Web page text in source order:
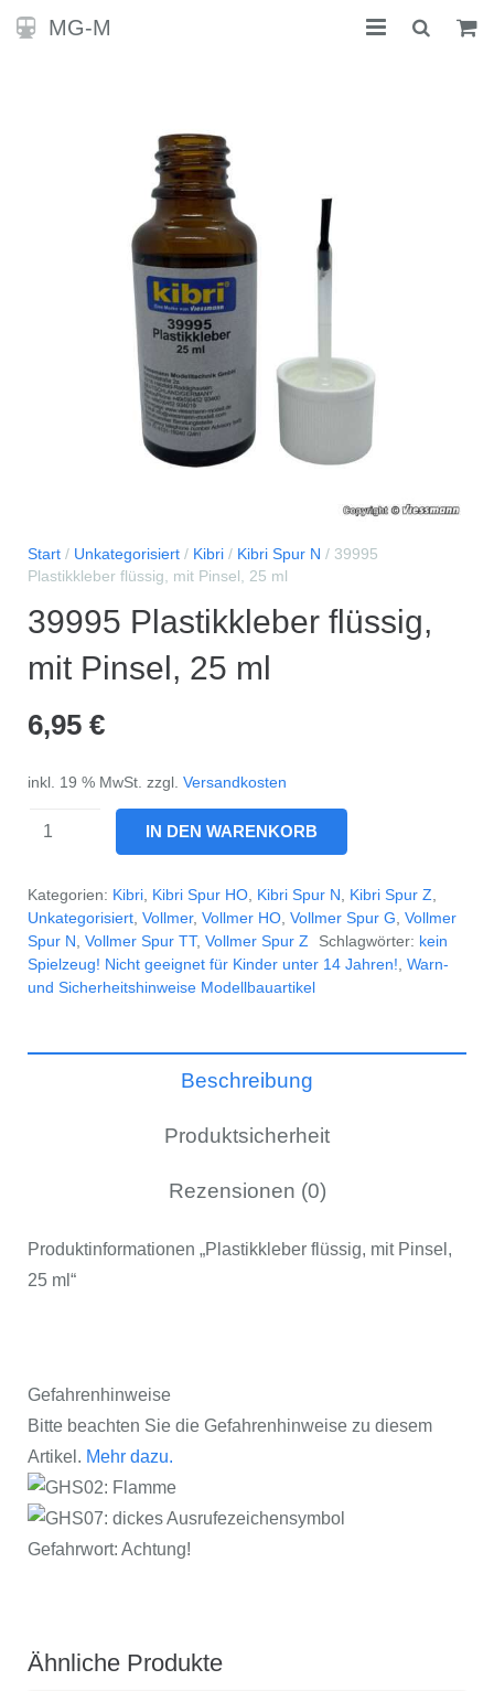
MG-M
Start / Unkategorisiert / Kibri / Kibri Spur N / 39995
Plastikkleber flüssig, mit Pinsel, 25 ml
39995 Plastikkleber flüssig,
mit Pinsel, 25 ml
6,95 €
inkl. 19 % MwSt. zzgl. Versandkosten
39995
Plastikkleber
mit
Pinsel,
25
IN DEN WARENKORB
Kategorien: Kibri, Kibri Spur HO, Kibri Spur N , Kibri Spur Z,
Unkategorisiert, Vollmer, Vollmer HO, Vollmer Spur G, Vollmer
Spur N , Vollmer Spur TT, Vollmer Spur Z Schlagwörter: kein
Spielzeug! Nicht geeignet für Kinder unter 14 Jahren!, Warn-
und Sicherheitshinweise Modellbauartikel
Beschreibung
Produktsicherheit
Rezensionen (0)
Produktinformationen „Plastikkleber flüssig, mit Pinsel,
25 ml“
Gefahrenhinweise
Bitte beachten Sie die Gefahrenhinweise zu diesem
Artikel. Mehr dazu.
Gefahrwort: Achtung!
Ähnliche Produkte